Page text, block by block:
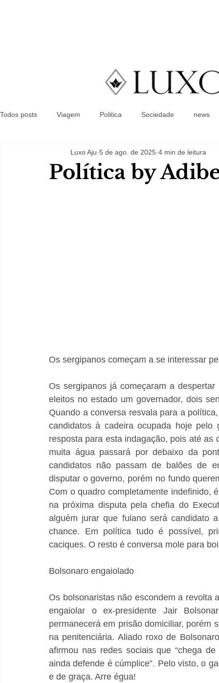
Todos posts Viagem Politica Sociedade news
Política by
Luxo Aju 5 de ago. de 2025 4 min de leitura
Os sergipanos começam a se interessar
Os sergipanos já começaram a
eleitos no estado um governador, dois
Quando a conversa resvala para a
candidatos à cadeira ocupada hoje pelo
resposta para esta indagação, pois até
muita água passará por debaixo da
candidatos não passam de balões de
disputar o governo, porém no fundo
Com o quadro completamente indefinido,
na próxima disputa pela chefia do
alguém jurar que fulano será candidato
chance. Em política tudo é possível,
caciques. O resto é conversa mole para
Bolsonaro engaiolado
Os bolsonaristas não escondem a revolta
engaiolar o ex-presidente Jair
permanecerá em prisão domiciliar, porém
na penitenciária. Aliado roxo de
afirmou nas redes sociais que “chega
ainda defende é cúmplice”. Pelo visto, o
e de graça. Arre égua!